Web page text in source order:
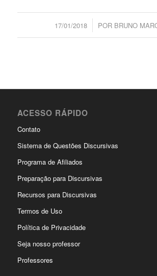
17/01/2018
/ POR BRUNO
ACESSO RÁPIDO
Contato
Sistema de Questões Discursivas
Programa de Afiliados
Preparação para Discursivas
Recursos para Discursivas
Termos de Uso
Política de Privacidade
Seja nosso professor
Professores